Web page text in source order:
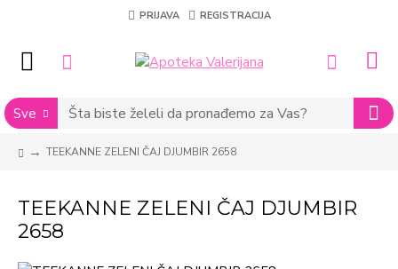
PRIJAVA REGISTRACIJA
Sve
TEEKANNE ZELENI ČAJ DJUMBIR 2658
TEEKANNE ZELENI ČAJ DJUMBIR
2658